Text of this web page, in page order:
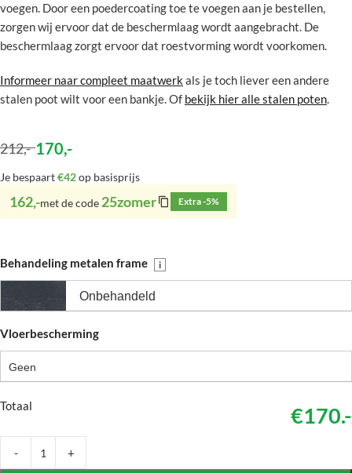
voegen. Door een poedercoating toe te voegen aan je bestellen,
zorgen wij ervoor dat de beschermlaag wordt aangebracht. De
beschermlaag zorgt ervoor dat roestvorming wordt voorkomen.
Informeer naar compleet maatwerkals je toch liever een andere
stalen poot wilt voor een bankje. Of bekijk hier alle stalen poten.
212,- 170,-
Je bespaart€42op basisprijs
162,-met de code 25zomer Extra -5%
Behandeling metalen frame i
Onbehandeld
Vloerbescherming
Geen
Totaal €170.-